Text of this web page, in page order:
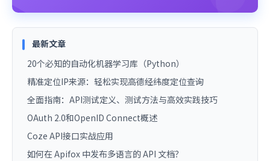
最新文章
20个必知的自动化机器学习库（Python）
精准定位IP来源：轻松实现高德经纬度定位查询
全面指南：API测试定义、测试方法与高效实践技巧
OAuth 2.0和OpenID Connect概述
Coze API接口实战应用
如何在 Apifox 中发布多语言的 API 文档？